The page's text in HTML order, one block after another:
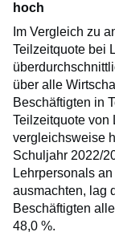
hoch
Im Vergleich zu
Teilzeitquote bei
über alle
Beschäftigten in
Teilzeitquote von
vergleichsweise
Schuljahr 2022/
Lehrpersonals
ausmachten, lag
Beschäftigten
48,0 %.